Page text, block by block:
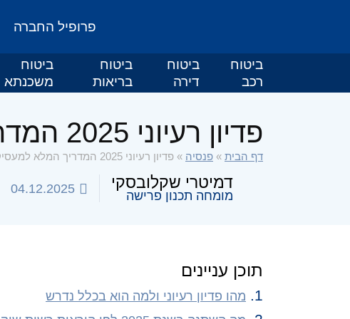
פרופיל החברה
ביטוח
רכב
ביטוח
דירה
ביטוח
בריאות
ביטוח
משכנתא
פדיון רעיוני 2025 המדריך המלא למעסיקים, שכירים ועצמאיים
דף הבית » פנסיה » פדיון רעיוני 2025 המדריך המלא למעסיקים, שכירים ועצמאיים
דמיטרי שקלובסקי
מומחה תכנון פרישה
04.12.2025
תוכן עניינים
מהו פדיון רעיוני ולמה הוא בכלל נדרש